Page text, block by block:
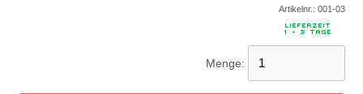
Artikelnr.: 001-03
Menge: